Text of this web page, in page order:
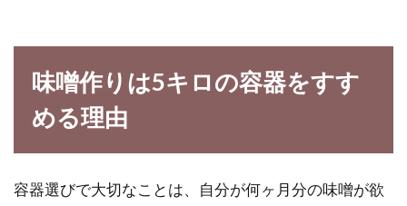
改良方法お伝えします
味噌作りは5キロの容器をすす
める理由
容器選びで大切なことは、自分が何ヶ月分の味噌が欲